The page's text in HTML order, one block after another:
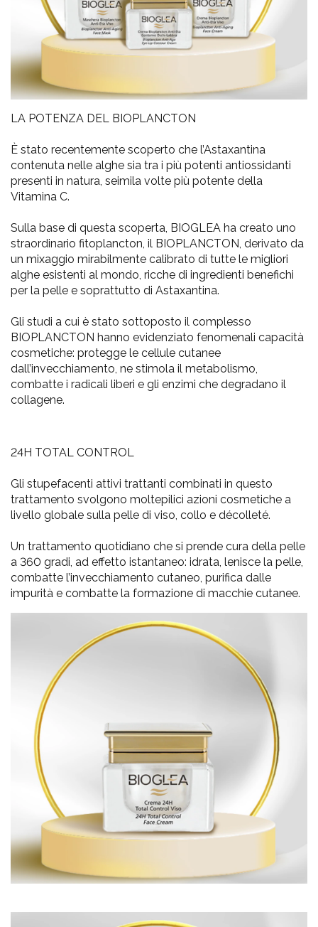
LA POTENZA DEL BIOPLANCTON
È stato recentemente scoperto che l’Astaxantina
contenuta nelle alghe sia tra i più potenti antiossidanti
presenti in natura, seimila volte più potente della
Vitamina C.
Sulla base di questa scoperta, BIOGLEA ha creato uno
straordinario fitoplancton, il BIOPLANCTON, derivato da
un mixaggio mirabilmente calibrato di tutte le migliori
alghe esistenti al mondo, ricche di ingredienti benefichi
per la pelle e soprattutto di Astaxantina.
Gli studi a cui è stato sottoposto il complesso
BIOPLANCTON hanno evidenziato fenomenali capacità
cosmetiche: protegge le cellule cutanee
dall’invecchiamento, ne stimola il metabolismo,
combatte i radicali liberi e gli enzimi che degradano il
collagene.
24H TOTAL CONTROL
Gli stupefacenti attivi trattanti combinati in questo
trattamento svolgono moltepilici azioni cosmetiche a
livello globale sulla pelle di viso, collo e décolleté.
Un trattamento quotidiano che si prende cura della pelle
a 360 gradi, ad effetto istantaneo: idrata, lenisce la pelle,
combatte l’invecchiamento cutaneo, purifica dalle
impurità e combatte la formazione di macchie cutanee.